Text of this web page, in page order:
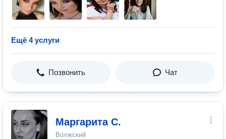
Ещё 4 услуги
Позвонить Чат
Маргарита С.
Волжский